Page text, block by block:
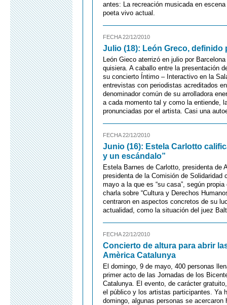
antes: La recreación musicada en
poeta vivo actual.
FECHA 22/12/2010
Julio (18): León Greco,
León Gieco aterrizó en julio por
quisiera. A caballo entre la presentación
su concierto Íntimo – Interactivo en la
entrevistas con periodistas acreditados
denominador común de su arrolladora
a cada momento tal y como la entiende,
pronunciadas por el artista. Casi una
FECHA 22/12/2010
Junio (16): Estela Carlotto
y un escándalo”
Estela Barnes de Carlotto, presidenta de
presidenta de la Comisión de Solidaridad
mayo a la que es “su casa”, según
charla sobre “Cultura y Derechos
centraron en aspectos concretos de su
actualidad, como la situación del juez
FECHA 22/12/2010
Concierto de altura para abrir
Amèrica Catalunya
El domingo, 9 de mayo, 400 personas
primer acto de las Jornadas de los
Catalunya. El evento, de carácter
el público y los artistas participantes. Ya
domingo, algunas personas se